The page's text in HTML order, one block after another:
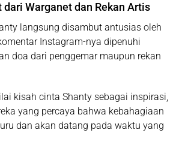
dari Warganet dan Rekan Artis
langsung disambut antusias oleh
Instagram-nya dipenuhi
doa dari penggemar maupun rekan
kisah cinta Shanty sebagai inspirasi,
yang percaya bahwa kebahagiaan
dan akan datang pada waktu yang